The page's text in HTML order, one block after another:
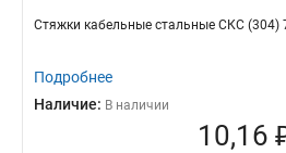
Стяжки кабельные стальные СКС (304)
Подробнее
Наличие: В наличии
10,16